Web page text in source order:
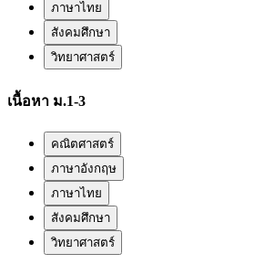
ภาษาไทย
สังคมศึกษา
วิทยาศาสตร์
เนื้อหา ม.1-3
คณิตศาสตร์
ภาษาอังกฤษ
ภาษาไทย
สังคมศึกษา
วิทยาศาสตร์